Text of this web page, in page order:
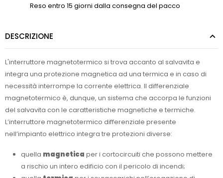
Reso entro 15 giorni dalla consegna del pacco
DESCRIZIONE
L'interruttore magnetotermico si trova accanto al salvavita e
integra una protezione magnetica ad una termica e in caso di
necessità interrompe la corrente elettrica. Il differenziale
magnetotermico è, dunque, un sistema che accorpa le funzioni
del salvavita con le caratteristiche magnetiche e termiche.
L’interruttore magnetotermico differenziale presente
nell’impianto elettrico integra tre protezioni diverse:
quella magnetica per i cortocircuiti che possono mettere
a rischio un intero edificio con il pericolo di incendi;